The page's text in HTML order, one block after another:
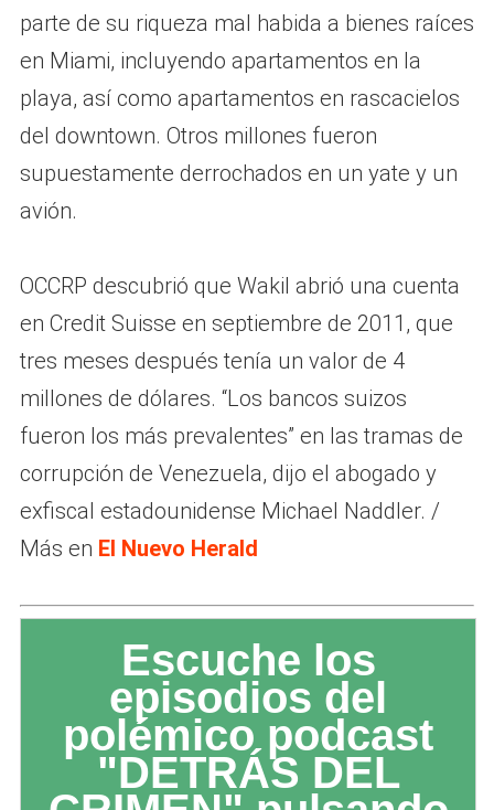
parte de su riqueza mal habida a bienes raíces
en Miami, incluyendo apartamentos en la
playa, así como apartamentos en rascacielos
del downtown. Otros millones fueron
supuestamente derrochados en un yate y un
avión.
OCCRP descubrió que Wakil abrió una cuenta
en Credit Suisse en septiembre de 2011, que
tres meses después tenía un valor de 4
millones de dólares. “Los bancos suizos
fueron los más prevalentes” en las tramas de
corrupción de Venezuela, dijo el abogado y
exfiscal estadounidense Michael Naddler. /
Más en El Nuevo Herald
Escuche los
episodios del
polémico podcast
"DETRÁS DEL